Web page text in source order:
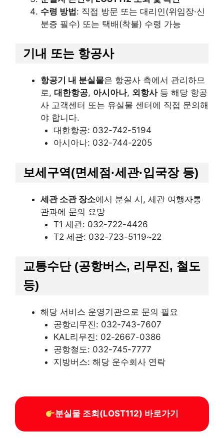
수령 방법: 직접 방문 또는 대리인(위임장·신
분증 필수) 또는 택배(착불) 수령 가능
기내 또는 항공사
항공기 내 분실물은 항공사 측에서 관리하므
로, 대한항공, 아시아나, 외항사등 해당 항공
사 고객센터 또는 유실물 센터에 직접 문의해
야 합니다.
대한항공: 032-742-5194
아시아나: 032-744-2205
보세구역(면세점·세관·입국장 등)
세관 소관 장소에서 분실 시, 세관 여행자통
관과에 문의 요망
T1 세관: 032-722-4426
T2 세관: 032-723-5119~22
교통수단 (공항버스, 리무진, 철도
등)
해당 서비스 운영기관으로 문의 필요
공항리무진: 032-743-7607
KAL리무진: 02-2667-0386
공항철도: 032-745-7777
지방버스: 해당 운수회사 연락
분실물 조회(LOST112) 바로가기